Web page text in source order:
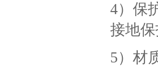
4）保
接地
5）材